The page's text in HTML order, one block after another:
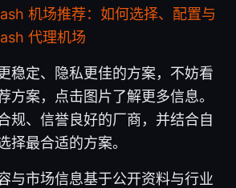
机场推荐：如何选择、配置与
代理机场
稳定、隐私更佳的方案，不妨看
方案，点击图片了解更多信息。
规、信誉良好的厂商，并结合自
择最合适的方案。
与市场信息基于公开资料与行业